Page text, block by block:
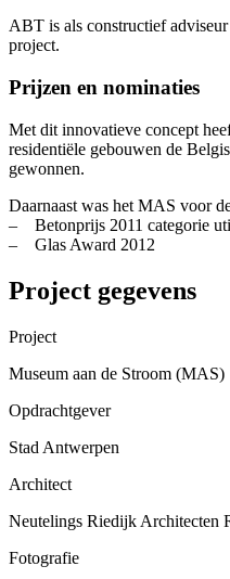
ABT is als constructief
project.
Prijzen en nominaties
Met dit innovatieve concept
residentiële gebouwen de
gewonnen.
Daarnaast was het MAS voor
– Betonprijs 2011 categorie
– Glas Award 2012
Project gegevens
Project
Museum aan de Stroom (MAS)
Opdrachtgever
Stad Antwerpen
Architect
Neutelings Riedijk Architecten
Fotografie